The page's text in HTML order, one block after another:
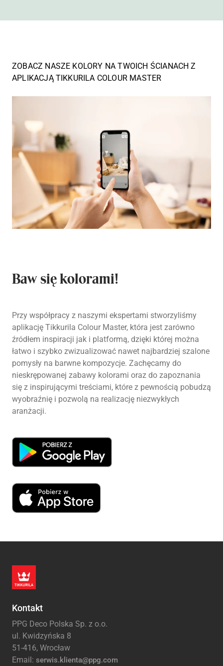
ZOBACZ NASZE KOLORY NA TWOICH ŚCIANACH Z
APLIKACJĄ TIKKURILA COLOUR MASTER
Baw się kolorami!
Przy współpracy z naszymi ekspertami stworzyliśmy
aplikację Tikkurila Colour Master, która jest zarówno
źródłem inspiracji jak i platformą, dzięki której można
łatwo i szybko zwizualizować nawet najbardziej szalone
pomysły na barwne kompozycje. Zachęcamy do
nieskrępowanej zabawy kolorami oraz do zapoznania
się z inspirującymi treściami, które z pewnością pobudzą
wyobraźnię i pozwolą na realizację niezwykłych
aranżacji.
Kontakt
PPG Deco Polska Sp. z o.o.
ul. Kwidzyńska 8
51-416, Wrocław
Email: serwis.klienta@ppg.com